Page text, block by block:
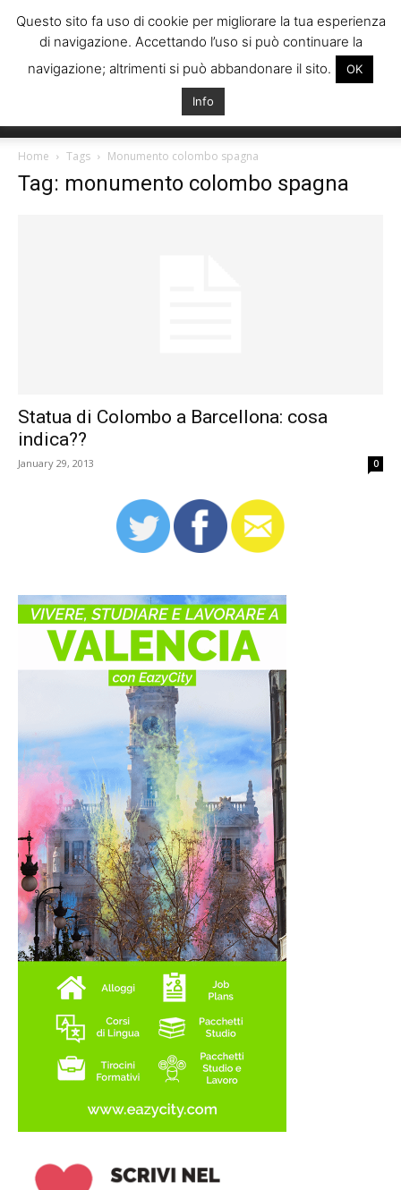
Italiani
Home Tags Monumento colombo spagna
Tag: monumento colombo spagna
Statua di Colombo a Barcellona: cosa
indica??
January 29, 2013 0
Questo sito fa uso di cookie per migliorare la tua esperienza
di navigazione. Accettando l’uso si può continuare la
navigazione; altrimenti si può abbandonare il sito.
OK
Info